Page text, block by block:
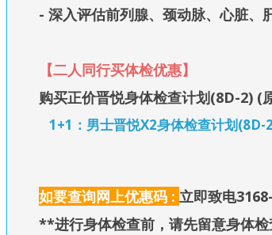
- 深入评估前列腺、颈动脉、心脏、
【二人同行买体检优惠】
购买正价晋悦身体检查计划(8D-2) (
1+1：男士晋悦X2身体检查计划(8D-
如要查询网上优惠码 : 立即致电3168-
**进行身体检查前，请先留意身体检